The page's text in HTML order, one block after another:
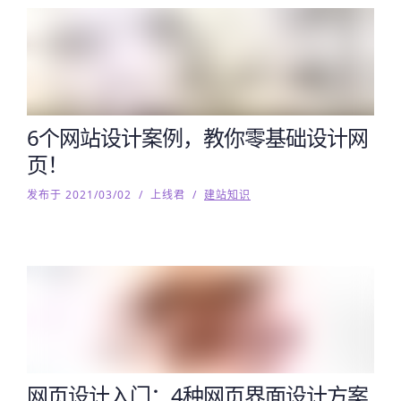
6个网站设计案例，教你零基础设计网
页！
发布于 2021/03/02 / 上线君 / 建站知识